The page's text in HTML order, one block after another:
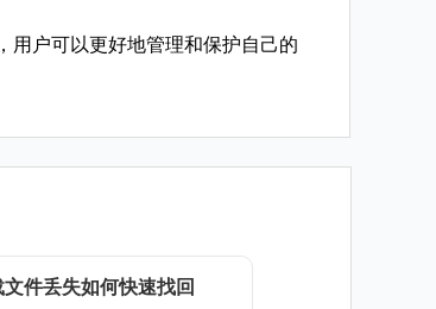
用户可以更好地管理和保护自己的
件丢失如何快速找回